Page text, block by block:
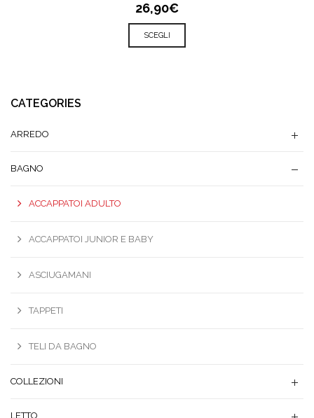
26,90€
SCEGLI
CATEGORIES
ARREDO
BAGNO
ACCAPPATOI ADULTO
ACCAPPATOI JUNIOR E BABY
ASCIUGAMANI
TAPPETI
TELI DA BAGNO
COLLEZIONI
LETTO